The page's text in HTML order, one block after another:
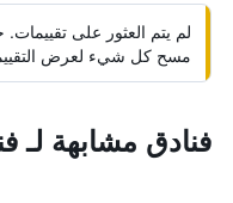
لم يتم العثور على
مسح كل شيء لعرض
فنادق مشابهة لـ